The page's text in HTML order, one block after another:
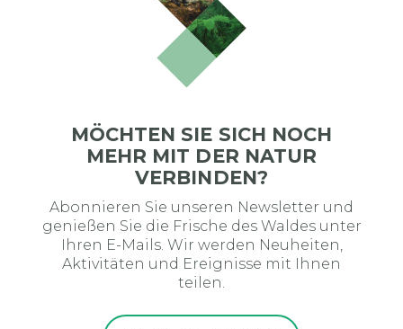
MÖCHTEN SIE SICH NOCH
MEHR MIT DER NATUR
VERBINDEN?
Abonnieren Sie unseren Newsletter und
genießen Sie die Frische des Waldes unter
Ihren E-Mails. Wir werden Neuheiten,
Aktivitäten und Ereignisse mit Ihnen
teilen.